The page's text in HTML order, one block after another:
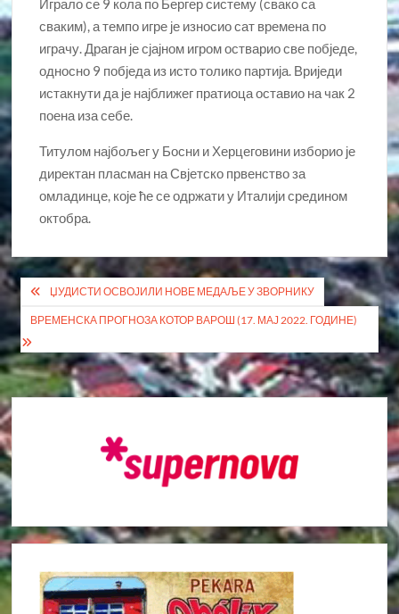
Играло се 9 кола по Бергер систему (свако са
сваким), а темпо игре је износио сат времена по
играчу. Драган је сјајном игром остварио све побједе,
односно 9 побједа из исто толико партија. Вриједи
истакнути да је најближег пратиоца оставио на чак 2
поена иза себе.
Титулом најбољег у Босни и Херцеговини изборио је
директан пласман на Свјетско првенство за
омладинце, које ће се одржати у Италији средином
октобра.
Кретање
чланка
ЏУДИСТИ ОСВОЈИЛИ НОВЕ МЕДАЉЕ У ЗВОРНИКУ
ВРЕМЕНСКА ПРОГНОЗА КОТОР ВАРОШ (17. МАЈ 2022. ГОДИНЕ)